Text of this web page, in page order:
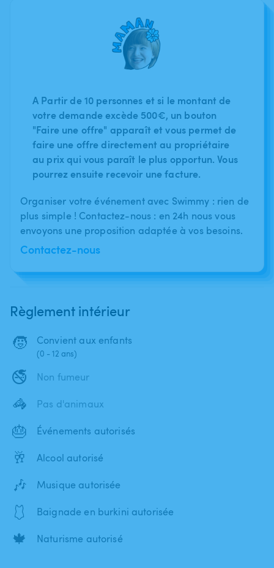
A Partir de 10 personnes et si le montant de
votre demande excède 500€, un bouton
"Faire une offre" apparaît et vous permet de
faire une offre directement au propriétaire
au prix qui vous paraît le plus opportun. Vous
pourrez ensuite recevoir une facture.
Organiser votre événement avec Swimmy : rien de
plus simple ! Contactez-nous : en 24h nous vous
envoyons une proposition adaptée à vos besoins.
Contactez-nous
Règlement intérieur
🧒 Convient aux enfants
(0 - 12 ans)
🚭 Non fumeur
🦓 Pas d'animaux
🎂 Événements autorisés
🥂 Alcool autorisé
🎶 Musique autorisée
🩱 Baignade en burkini autorisée
🍁 Naturisme autorisé